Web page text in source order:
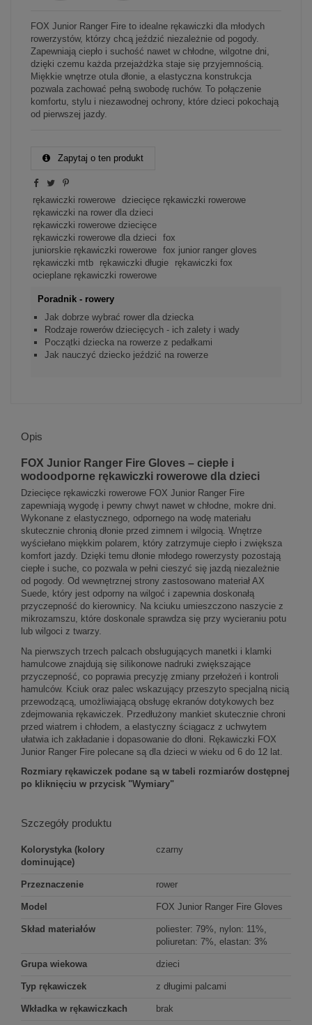
FOX Junior Ranger Fire to idealne rękawiczki dla młodych
rowerzystów, którzy chcą jeździć niezależnie od pogody.
Zapewniają ciepło i suchość nawet w chłodne, wilgotne dni,
dzięki czemu każda przejażdżka staje się przyjemnością.
Miękkie wnętrze otula dłonie, a elastyczna konstrukcja
pozwala zachować pełną swobodę ruchów. To połączenie
komfortu, stylu i niezawodnej ochrony, które dzieci pokochają
od pierwszej jazdy.
Zapytaj o ten produkt
rękawiczki rowerowe
dziecięce rękawiczki rowerowe
rękawiczki na rower dla dzieci
rękawiczki rowerowe dziecięce
rękawiczki rowerowe dla dzieci
fox
juniorskie rękawiczki rowerowe
fox junior ranger gloves
rękawiczki mtb
rękawiczki długie
rękawiczki fox
ocieplane rękawiczki rowerowe
Poradnik - rowery
Jak dobrze wybrać rower dla dziecka
Rodzaje rowerów dziecięcych - ich zalety i wady
Początki dziecka na rowerze z pedałkami
Jak nauczyć dziecko jeździć na rowerze
Opis
FOX Junior Ranger Fire Gloves – ciepłe i
wodoodporne rękawiczki rowerowe dla dzieci
Dziecięce rękawiczki rowerowe FOX Junior Ranger Fire
zapewniają wygodę i pewny chwyt nawet w chłodne, mokre dni.
Wykonane z elastycznego, odpornego na wodę materiału
skutecznie chronią dłonie przed zimnem i wilgocią. Wnętrze
wyściełano miękkim polarem, który zatrzymuje ciepło i zwiększa
komfort jazdy. Dzięki temu dłonie młodego rowerzysty pozostają
ciepłe i suche, co pozwala w pełni cieszyć się jazdą niezależnie
od pogody. Od wewnętrznej strony zastosowano materiał AX
Suede, który jest odporny na wilgoć i zapewnia doskonałą
przyczepność do kierownicy. Na kciuku umieszczono naszycie z
mikrozamszu, które doskonale sprawdza się przy wycieraniu potu
lub wilgoci z twarzy.
Na pierwszych trzech palcach obsługujących manetki i klamki
hamulcowe znajdują się silikonowe nadruki zwiększające
przyczepność, co poprawia precyzję zmiany przełożeń i kontroli
hamulców. Kciuk oraz palec wskazujący przeszyto specjalną nicią
przewodzącą, umożliwiającą obsługę ekranów dotykowych bez
zdejmowania rękawiczek. Przedłużony mankiet skutecznie chroni
przed wiatrem i chłodem, a elastyczny ściągacz z uchwytem
ułatwia ich zakładanie i dopasowanie do dłoni. Rękawiczki FOX
Junior Ranger Fire polecane są dla dzieci w wieku od 6 do 12 lat.
Rozmiary rękawiczek podane są w tabeli rozmiarów dostępnej
po kliknięciu w przycisk "Wymiary"
Szczegóły produktu
Kolorystyka (kolory
dominujące)
czarny
Przeznaczenie rower
Model FOX Junior Ranger Fire Gloves
Skład materiałów
poliester: 79%, nylon: 11%,
poliuretan: 7%, elastan: 3%
Grupa wiekowa dzieci
Typ rękawiczek z długimi palcami
Wkładka w rękawiczkach brak